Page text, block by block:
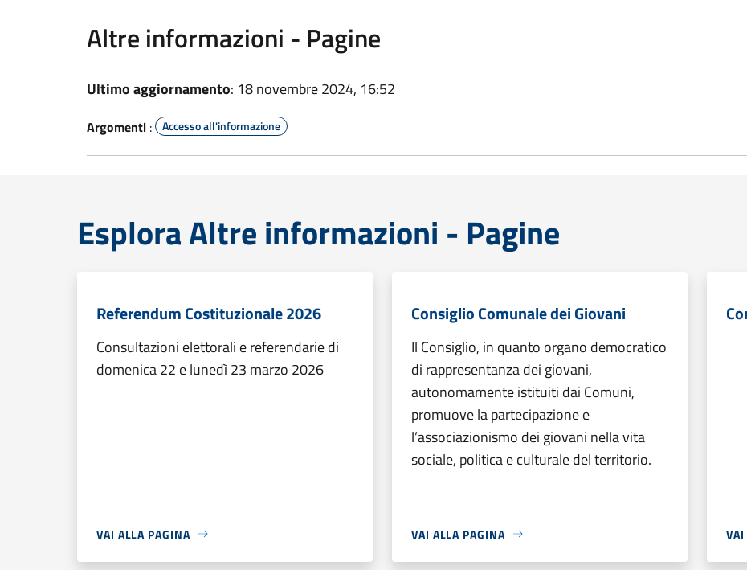
Altre informazioni - Pagine
Ultimo aggiornamento: 18 novembre 2024, 16:52
Argomenti : Accesso all'informazione
Esplora Altre informazioni - Pagine
Referendum Costituzionale 2026
Consultazioni elettorali e referendarie di
domenica 22 e lunedì 23 marzo 2026
VAI ALLA PAGINA
Consiglio Comunale dei Giovani
Il Consiglio, in quanto organo democratico
di rappresentanza dei giovani,
autonomamente istituiti dai Comuni,
promuove la partecipazione e
l’associazionismo dei giovani nella vita
sociale, politica e culturale del territorio.
VAI ALLA PAGINA